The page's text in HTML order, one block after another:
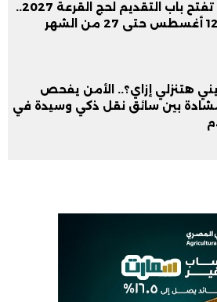
الداخلية تفتح باب التقديم لحج القرعة 2027..
الأربعاء 12 أغسطس حتى 27 من الشهر
هتنزلي إزاي؟.. الأمن يفحص
بين سائق نقل ذكي وسيدة في